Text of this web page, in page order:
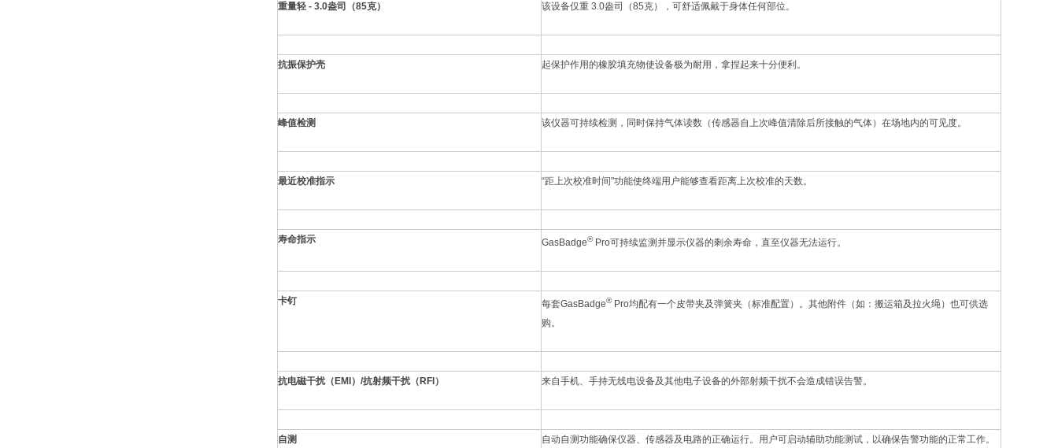
重量轻 - 3.0盎司（85克） 该设备仅重 3.0盎司（85克），可舒适佩戴于身体任何部位。
抗振保护壳 起保护作用的橡胶填充物使设备极为耐用，拿捏起来十分便利。
峰值检测 该仪器可持续检测，同时保持气体读数（传感器自上次峰值清除后所接触的气体）在场地内的可见度。
最近校准指示 “距上次校准时间"功能使终端用户能够查看距离上次校准的天数。
寿命指示 GasBadge®Pro可持续监测并显示仪器的剩余寿命，直至仪器无法运行。
卡钉 每套GasBadge®Pro均配有一个皮带夹及弹簧夹（标准配置）。其他附件（如：搬运箱及拉火绳）也可供选
购。
抗电磁干扰（EMI）/抗射频干扰（RFI） 来自手机、手持无线电设备及其他电子设备的外部射频干扰不会造成错误告警。
自测 自动自测功能确保仪器、传感器及电路的正确运行。用户可启动辅助功能测试，以确保告警功能的正常工作。